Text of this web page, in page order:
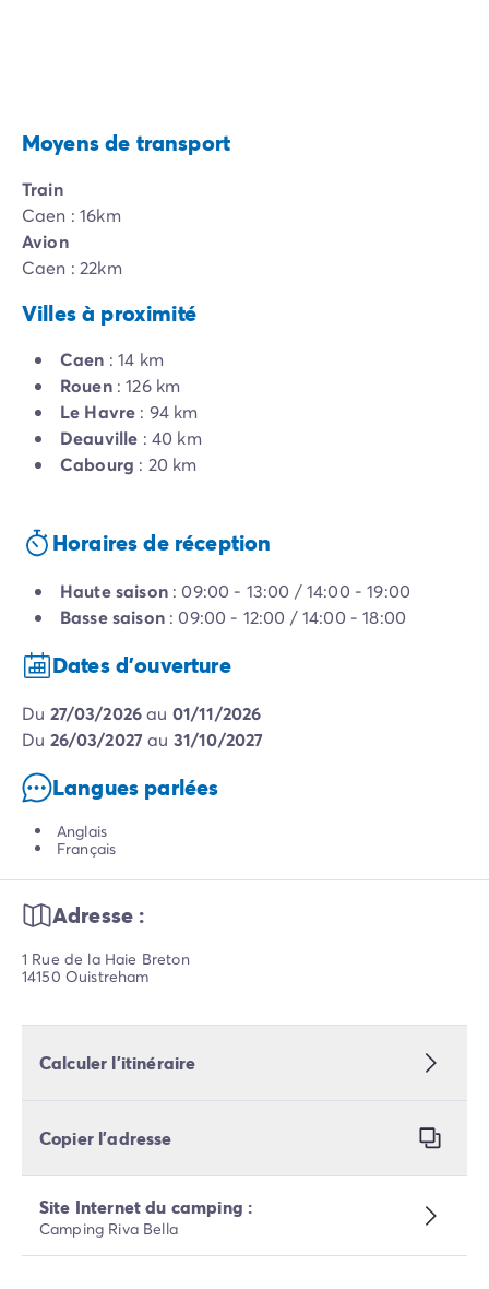
Moyens de transport
Train
Caen : 16km
Avion
Caen : 22km
Villes à proximité
Caen : 14 km
Rouen: 126 km
Le Havre : 94 km
Deauville : 40 km
Cabourg : 20 km
Horaires de réception
Haute saison: 09:00 - 13:00 / 14:00 - 19:00
Basse saison: 09:00 - 12:00 / 14:00 - 18:00
Dates d'ouverture
du 27/03/2026au 01/11/2026
du 26/03/2027au 31/10/2027
Langues parlées
Anglais
Français
Adresse :
1 Rue de la Haie Breton
14150 Ouistreham
Calculer l’itinéraire
Copier l’adresse
Site Internet du camping :
Camping Riva Bella